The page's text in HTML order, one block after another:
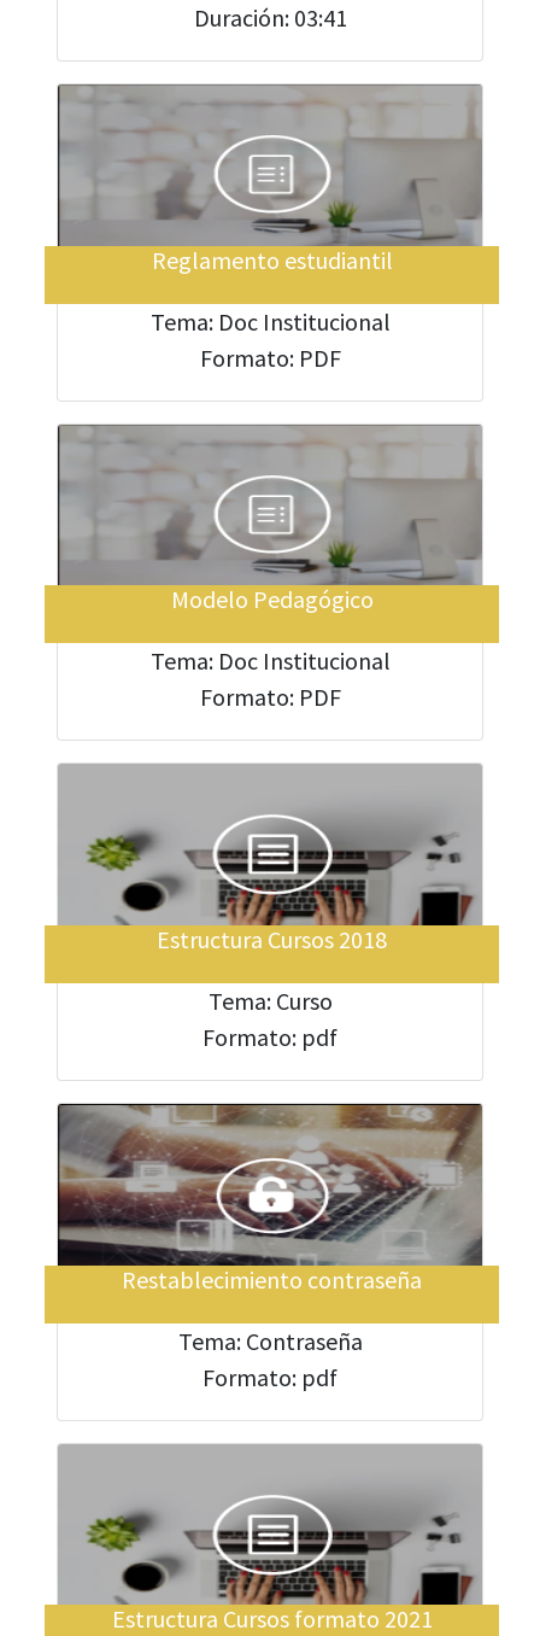
Duración: 03:41
Reglamento estudiantil
Tema: Doc Institucional
Formato: PDF
Modelo Pedagógico
Tema: Doc Institucional
Formato: PDF
Estructura Cursos 2018
Tema: Curso
Formato: pdf
Restablecimiento contraseña
Tema: Contraseña
Formato: pdf
Estructura Cursos formato 2021